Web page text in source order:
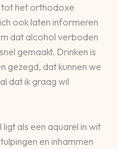
tot het orthodoxe
ook laten informeren
dat alcohol verboden
gemaakt. Drinken is
gezegd, dat kunnen we
dat ik graag wil
als een aquarel in wit
en inhammen